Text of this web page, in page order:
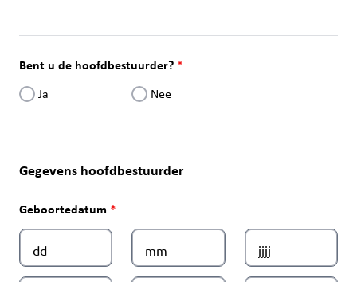
Bent u de hoofdbestuurder?
Ja Nee
Gegevens hoofdbestuurder
Geboortedatum